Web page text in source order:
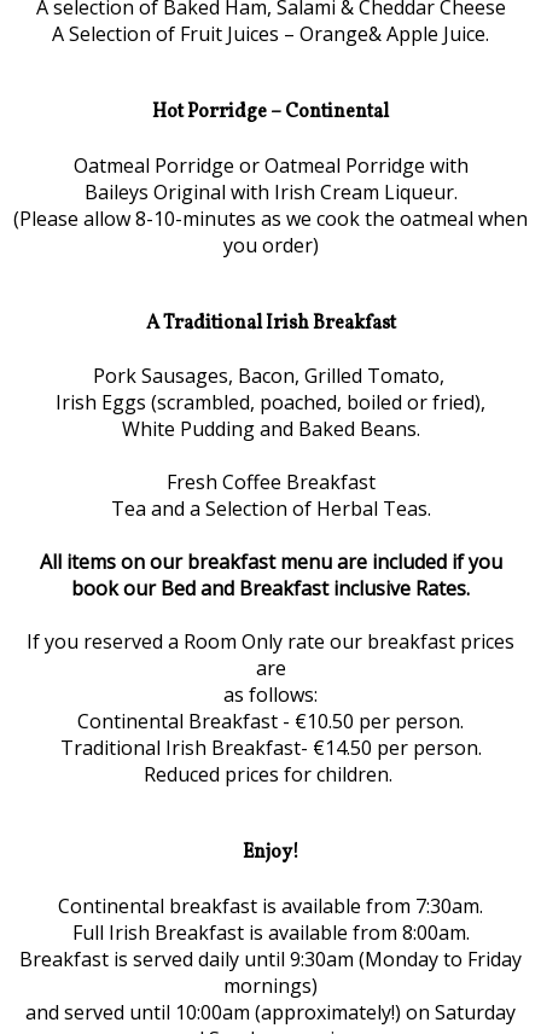
A selection of Baked Ham, Salami & Cheddar Cheese
A Selection of Fruit Juices – Orange& Apple Juice.
Hot Porridge – Continental
Oatmeal Porridge or Oatmeal Porridge with
Baileys Original with Irish Cream Liqueur.
(Please allow 8-10-minutes as we cook the oatmeal when
you order)
A Traditional Irish Breakfast
Pork Sausages, Bacon, Grilled Tomato,
Irish Eggs (scrambled, poached, boiled or fried),
White Pudding and Baked Beans.
Fresh Coffee Breakfast
Tea and a Selection of Herbal Teas.
All items on our breakfast menu are included if you
book our Bed and Breakfast inclusive Rates.
If you reserved a Room Only rate our breakfast prices
are
as follows:
Continental Breakfast - €10.50 per person.
Traditional Irish Breakfast- €14.50 per person.
Reduced prices for children.
Enjoy!
Continental breakfast is available from 7:30am.
Full Irish Breakfast is available from 8:00am.
Breakfast is served daily until 9:30am (Monday to Friday
mornings)
and served until 10:00am (approximately!) on Saturday